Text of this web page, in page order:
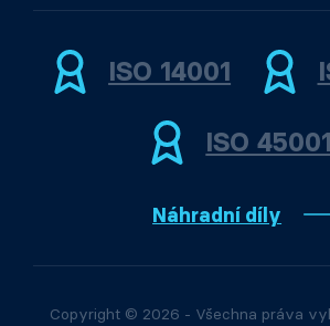
ISO 14001
ISO 45001
Náhradní díly
Copyright © 2026 - Všechna práva